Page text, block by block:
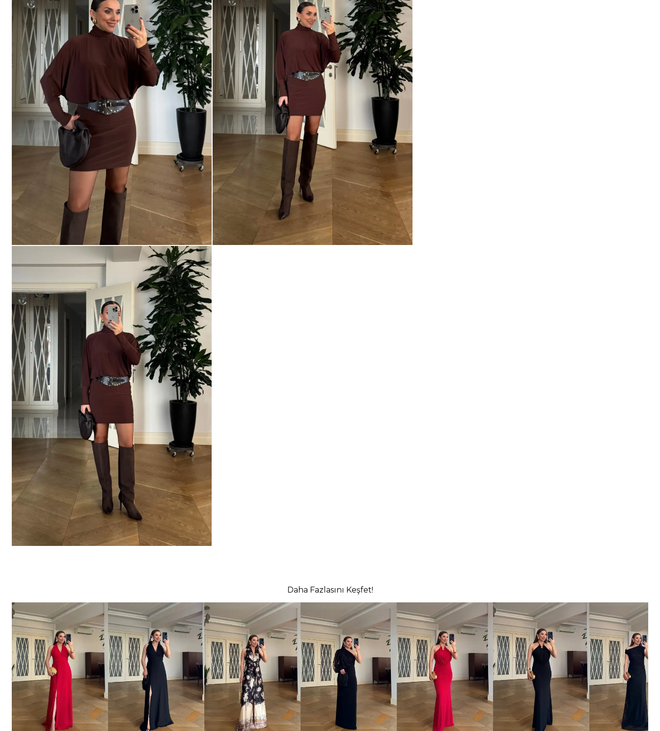
Daha Fazlasını Keşfet!